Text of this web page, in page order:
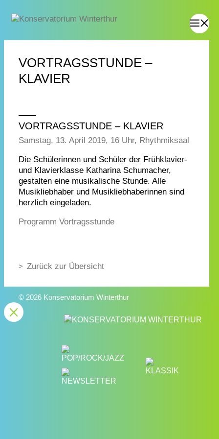
VORTRAGSSTUNDE –
KLAVIER
VORTRAGSSTUNDE – KLAVIER
Samstag, 13. April 2019, 16 Uhr, Rhythmiksaal
Die Schülerinnen und Schüler der Frühklavier-
und Klavierklasse Katharina Schumacher,
gestalten eine musikalische Stunde. Alle
Musikliebhaber und Musikliebhaberinnen sind
herzlich eingeladen.
Programm Vortragsstunde
Zurück zur Übersicht
© 2026 Konservatorium Winterthur